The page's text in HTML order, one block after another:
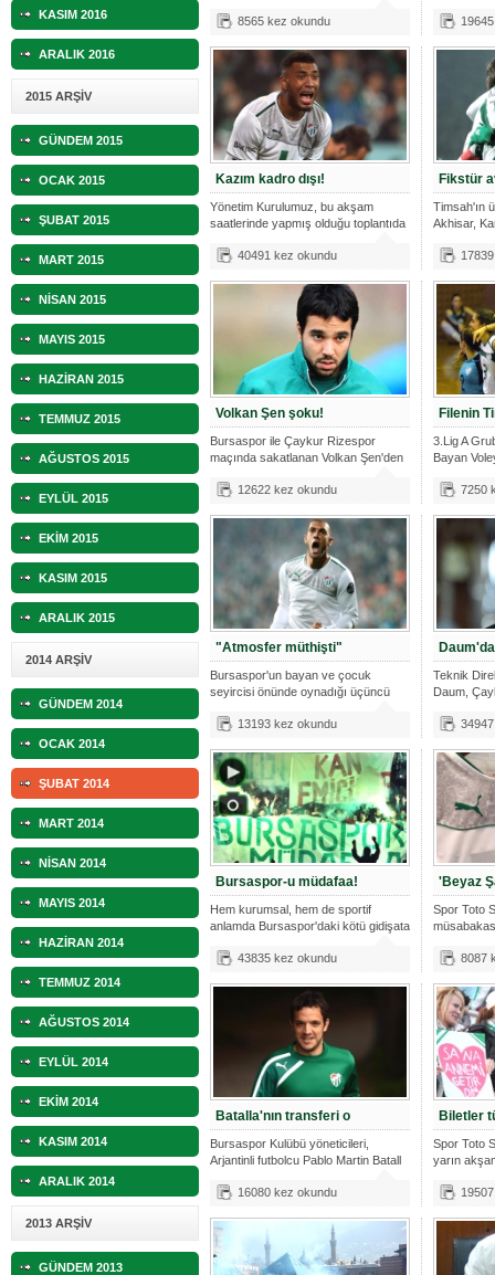
KASIM 2016
ARALIK 2016
2015 ARŞİV
GÜNDEM 2015
OCAK 2015
ŞUBAT 2015
MART 2015
NİSAN 2015
MAYIS 2015
HAZİRAN 2015
TEMMUZ 2015
AĞUSTOS 2015
EYLÜL 2015
EKİM 2015
KASIM 2015
ARALIK 2015
2014 ARŞİV
GÜNDEM 2014
OCAK 2014
ŞUBAT 2014
MART 2014
NİSAN 2014
MAYIS 2014
HAZİRAN 2014
TEMMUZ 2014
AĞUSTOS 2014
EYLÜL 2014
EKİM 2014
KASIM 2014
ARALIK 2014
2013 ARŞİV
GÜNDEM 2013
8565 kez okundu
Kazım kadro dışı!
Yönetim Kurulumuz, bu akşam
saatlerinde yapmış olduğu toplantıda
40491 kez okundu
Fikstür
Timsah'ın
Akhisar,
Volkan Şen şoku!
Bursaspor ile Çaykur Rizespor
maçında sakatlanan Volkan Şen'den
12622 kez okundu
Filenin
3.Lig A
Bayan
7250
"Atmosfer müthişti"
Bursaspor'un bayan ve çocuk
seyircisi önünde oynadığı üçüncü
13193 kez okundu
Teknik
Daum,
Bursaspor-u müdafaa!
Hem kurumsal, hem de sportif
anlamda Bursaspor'daki kötü gidişata
43835 kez okundu
'Beyaz
Spor Toto
8087
Batalla'nın transferi o
Bursaspor Kulübü yöneticileri,
Arjantinli futbolcu Pablo Martin Batall
16080 kez okundu
Biletler
Spor Toto
yarın